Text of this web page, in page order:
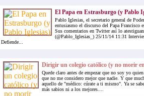
El Papa en Estrasburgo (y Pablo
Pablo Iglesias, el secretario general de
entusiasmo el discurso del Papa Francisco
Sus comentarios en Twitter así lo
(@Pablo_Iglesias_) 25/11/14 11:31
Defiende...
Dirigir un colegio católico (y no morir
Quede claro antes de empezar que no soy yo
que no me considero mejor que nadie. Y que
aquello de "médico: cúrate a ti mismo". Ya se
más sabios ni a los mejores....